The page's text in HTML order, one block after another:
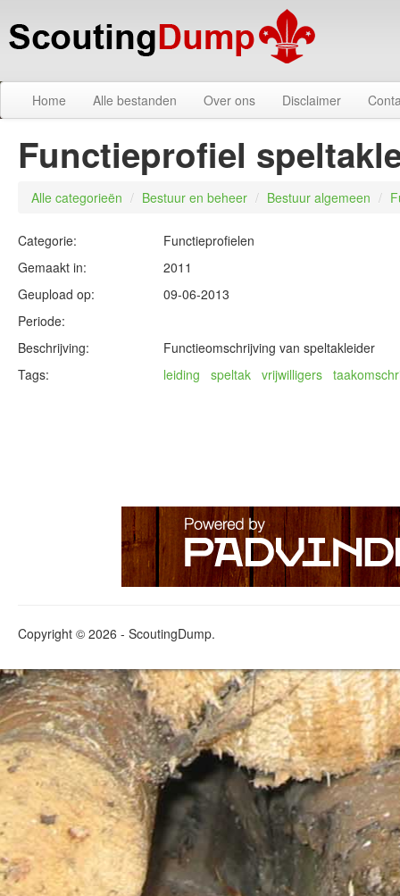
Home Alle bestanden Over ons Disclaimer
Functieprofiel
Alle categorieën / Bestuur en beheer / Bestuur algemeen /
Categorie:
Functieprofielen
Gemaakt in:
2011
Geupload op:
09-06-2013
Periode:
Beschrijving:
Functieomschrijving van speltakleider
Tags:
leiding speltak vrijwilligers
Copyright © 2026 - ScoutingDump.